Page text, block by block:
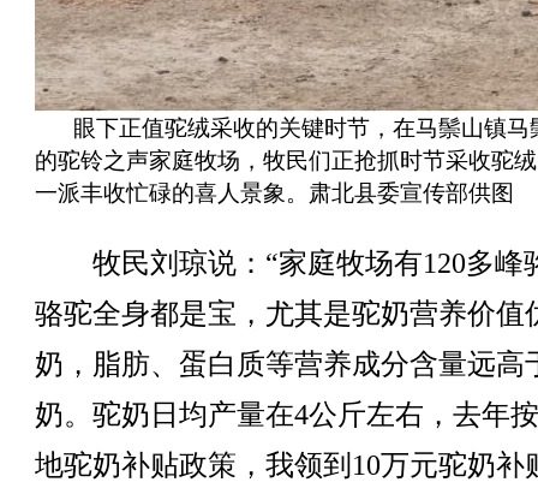
眼下正值驼绒采收的关键时节，在马鬃山镇马
的驼铃之声家庭牧场，牧民们正抢抓时节采收驼
一派丰收忙碌的喜人景象。肃北县委宣传部供图
牧民刘琼说：“家庭牧场有120多峰
骆驼全身都是宝，尤其是驼奶营养价值
奶，脂肪、蛋白质等营养成分含量远高
奶。驼奶日均产量在4公斤左右，去年
地驼奶补贴政策，我领到10万元驼奶补